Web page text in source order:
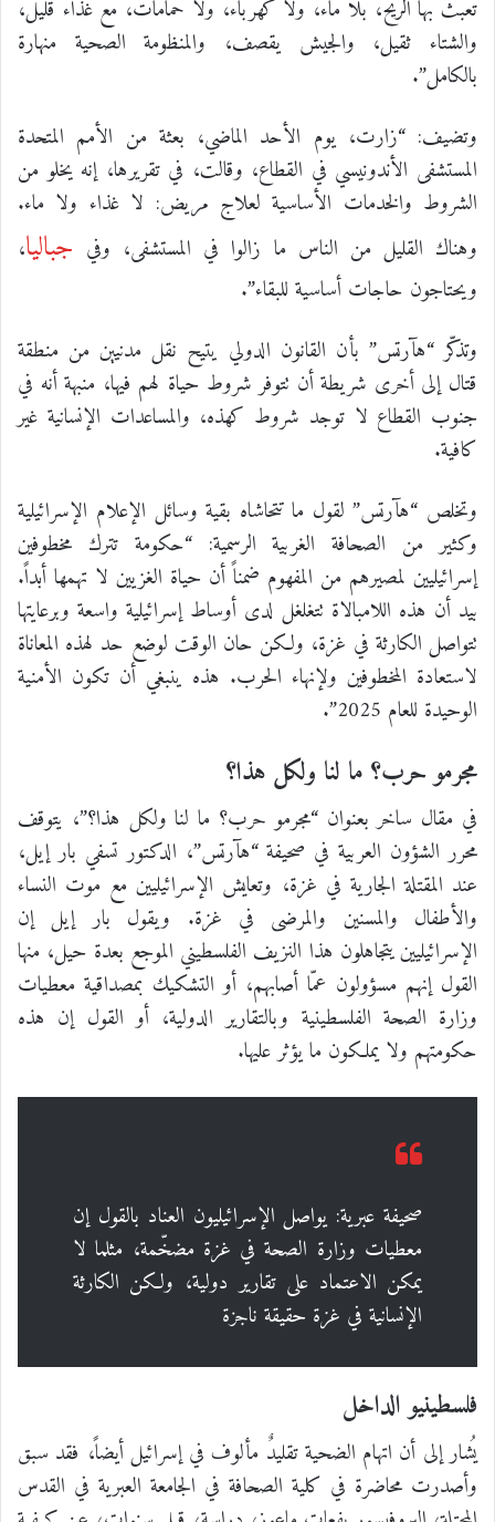
تعبث بها الريح، بلا ماء، ولا كهرباء، ولا حمامات، مع غذاء قليل،
والشتاء ثقيل، والجيش يقصف، والمنظومة الصحية منهارة
بالكامل”.
وتضيف: “زارت، يوم الأحد الماضي، بعثة من الأمم المتحدة
المستشفى الأندونيسي في القطاع، وقالت، في تقريرها، إنه يخلو من
الشروط والخدمات الأساسية لعلاج مريض: لا غذاء ولا ماء.
وهناك القليل من الناس ما زالوا في المستشفى، وفي جباليا،
ويحتاجون حاجات أساسية للبقاء”.
وتذكّر “هآرتس” بأن القانون الدولي يتيح نقل مدنيين من منطقة
قتال إلى أخرى شريطة أن تتوفر شروط حياة لهم فيها، منبهة أنه في
جنوب القطاع لا توجد شروط كهذه، والمساعدات الإنسانية غير
كافية.
وتخلص “هآرتس” لقول ما تتحاشاه بقية وسائل الإعلام الإسرائيلية
وكثير من الصحافة الغربية الرسمية: “حكومة تترك مخطوفين
إسرائيليين لمصيرهم من المفهوم ضمناً أن حياة الغزيين لا تهمها أبداً.
بيد أن هذه اللامبالاة تتغلغل لدى أوساط إسرائيلية واسعة وبرعايتها
تتواصل الكارثة في غزة، ولكن حان الوقت لوضع حد لهذه المعاناة
لاستعادة المخطوفين ولإنهاء الحرب. هذه ينبغي أن تكون الأمنية
الوحيدة للعام 2025”.
مجرمو حرب؟ ما لنا ولكل هذا؟
في مقال ساخر بعنوان “مجرمو حرب؟ ما لنا ولكل هذا؟”، يتوقف
محرر الشؤون العربية في صحيفة “هآرتس”، الدكتور تسفي بار إيل،
عند المقتلة الجارية في غزة، وتعايش الإسرائيليين مع موت النساء
والأطفال والمسنين والمرضى في غزة. ويقول بار إيل إن
الإسرائيليين يتجاهلون هذا النزيف الفلسطيني الموجع بعدة حيل، منها
القول إنهم مسؤولون عمّا أصابهم، أو التشكيك بمصداقية معطيات
وزارة الصحة الفلسطينية وبالتقارير الدولية، أو القول إن هذه
حكومتهم ولا يملكون ما يؤثر عليها.
صحيفة عبرية: يواصل الإسرائيليون العناد بالقول إن
معطيات وزارة الصحة في غزة مضخّمة، مثلما لا
يمكن الاعتماد على تقارير دولية، ولكن الكارثة
الإنسانية في غزة حقيقة ناجزة
فلسطينيو الداخل
يُشار إلى أن اتهام الضحية تقليدٌ مألوف في إسرائيل أيضاً، فقد سبق
وأصدرت محاضرة في كلية الصحافة في الجامعة العبرية في القدس